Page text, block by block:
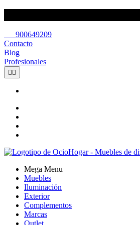
900649209
Contacto
Blog
Profesionales
 
Mega Menu
Muebles
Iluminación
Exterior
Complementos
Marcas
Outlet